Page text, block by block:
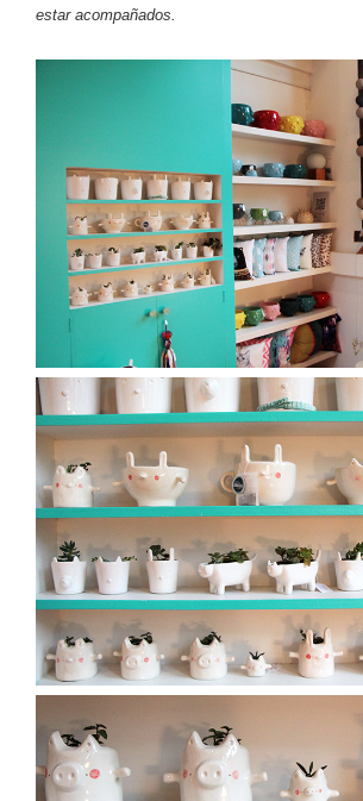
estar acompañados.